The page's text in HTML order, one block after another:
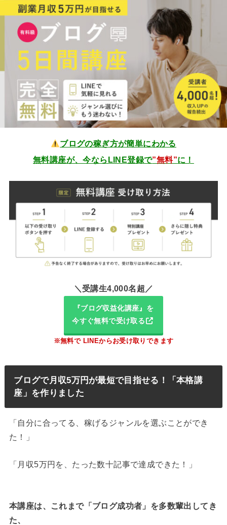
ブログの稼ぎ方が簡単にわかる
無料講座が、今ならLINE登録で”無料”に！
＼受講生4,000名超／
『ブログ収益化講座』を
今すぐ無料で受け取る
※無料で LINEからお受け取りできます
ブログで月収5万円が最短で目指せる！「本格講
座」を作りました
「自分に合ってる、稼げるジャンルを選ぶことができ
た！」
「月収5万円を、たった数十記事で達成できた！」
本講座は、これまで「ブログ成功者」を多数輩出してき
た、